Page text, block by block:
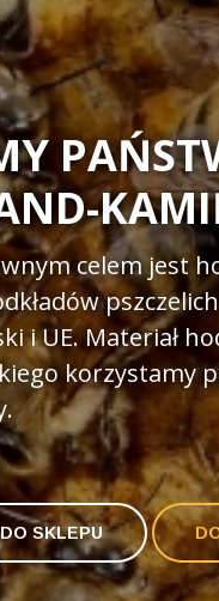
celem jest
i UE. Materiał
korzystamy
SKLEPU